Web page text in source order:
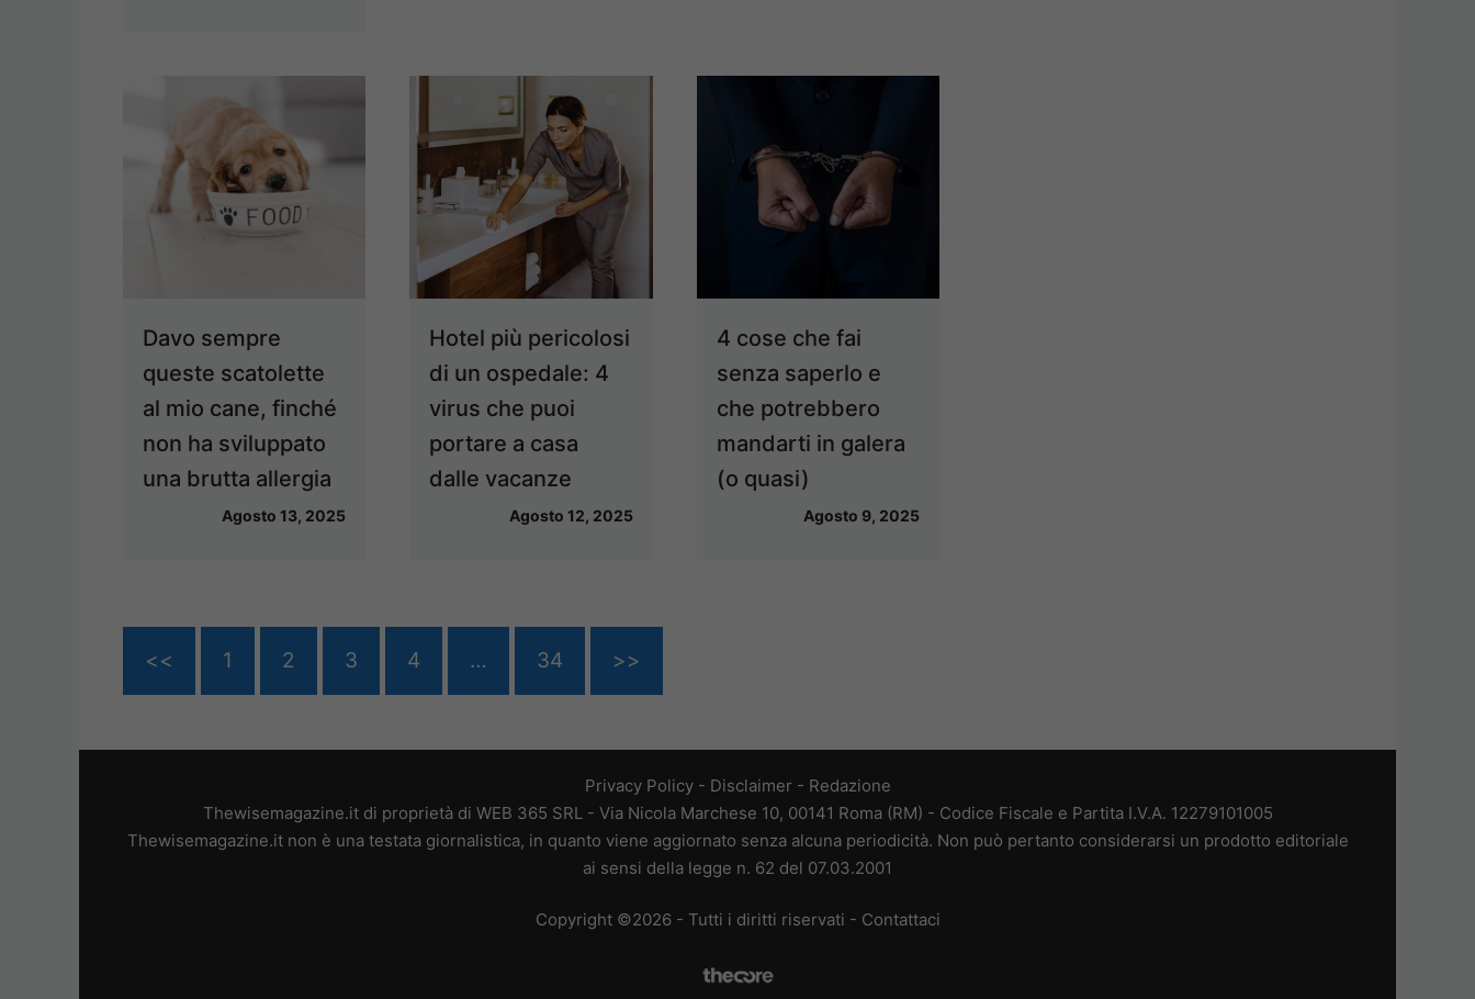
Davo sempre
queste scatolette
al mio cane, finché
non ha sviluppato
una brutta allergia
Agosto 13, 2025
Hotel più pericolosi
di un ospedale: 4
virus che puoi
portare a casa
dalle vacanze
Agosto 12, 2025
4 cose che fai
senza saperlo e
che potrebbero
mandarti in galera
(o quasi)
Agosto 9, 2025
<< 1 2 3 4 … 34 >>
Privacy Policy- Disclaimer - Redazione
Thewisemagazine.it di proprietà di WEB 365 SRL - Via Nicola Marchese 10, 00141 Roma (RM) - Codice Fiscale e Partita I.V.A. 12279101005
Thewisemagazine.it non è una testata giornalistica, in quanto viene aggiornato senza alcuna periodicità. Non può pertanto considerarsi un prodotto editoriale
ai sensi della legge n. 62 del 07.03.2001
Copyright ©2026 - Tutti i diritti riservati - Contattaci